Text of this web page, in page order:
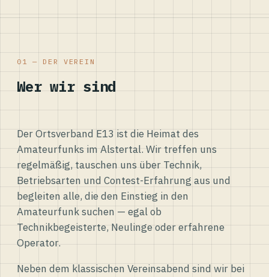
01 — DER VEREIN
Wer wir sind
Der Ortsverband E13 ist die Heimat des
Amateurfunks im Alstertal. Wir treffen uns
regelmäßig, tauschen uns über Technik,
Betriebsarten und Contest-Erfahrung aus und
begleiten alle, die den Einstieg in den
Amateurfunk suchen — egal ob
Technikbegeisterte, Neulinge oder erfahrene
Operator.
Neben dem klassischen Vereinsabend sind wir bei